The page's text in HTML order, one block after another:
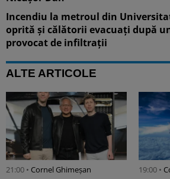
Incendiu la metroul din
oprită și călătorii evacuați după
provocat de infiltrații
ALTE ARTICOLE
21:00 • Cornel Ghimeșan 19:00 •